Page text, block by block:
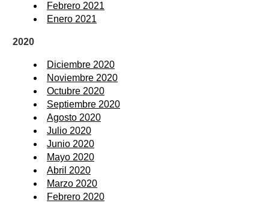
Febrero 2021
Enero 2021
2020
Diciembre 2020
Noviembre 2020
Octubre 2020
Septiembre 2020
Agosto 2020
Julio 2020
Junio 2020
Mayo 2020
Abril 2020
Marzo 2020
Febrero 2020